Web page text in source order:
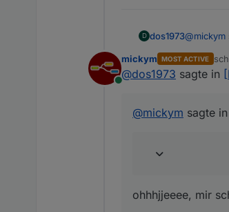
2022-
D dos1973@mickym
statt
Online
mickym MOST ACTIVE
@dos1973 sagte in
@mickym sagte in
ohhhjjeeee, mir